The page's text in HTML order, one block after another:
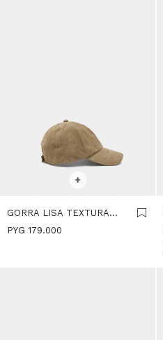
+
GORRA LISA TEXTURA
SUAVE - CAMEL
PYG 179.000